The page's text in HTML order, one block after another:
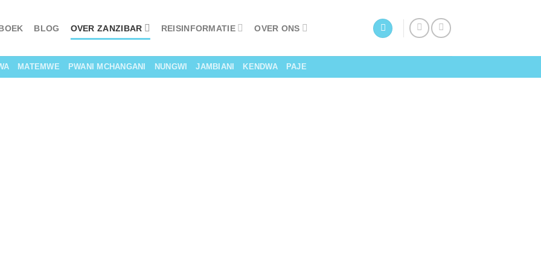
BLOG OVER ZANZIBAR REISINFORMATIE OVER ONS
MATEMWE PWANI MCHANGANI NUNGWI JAMBIANI KENDWA PAJE